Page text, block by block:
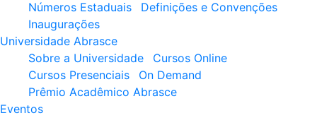
Números Estaduais
Definições e Convenções
Inaugurações
Universidade Abrasce
Sobre a Universidade
Cursos Online
Cursos Presenciais
On Demand
Prêmio Acadêmico Abrasce
Eventos